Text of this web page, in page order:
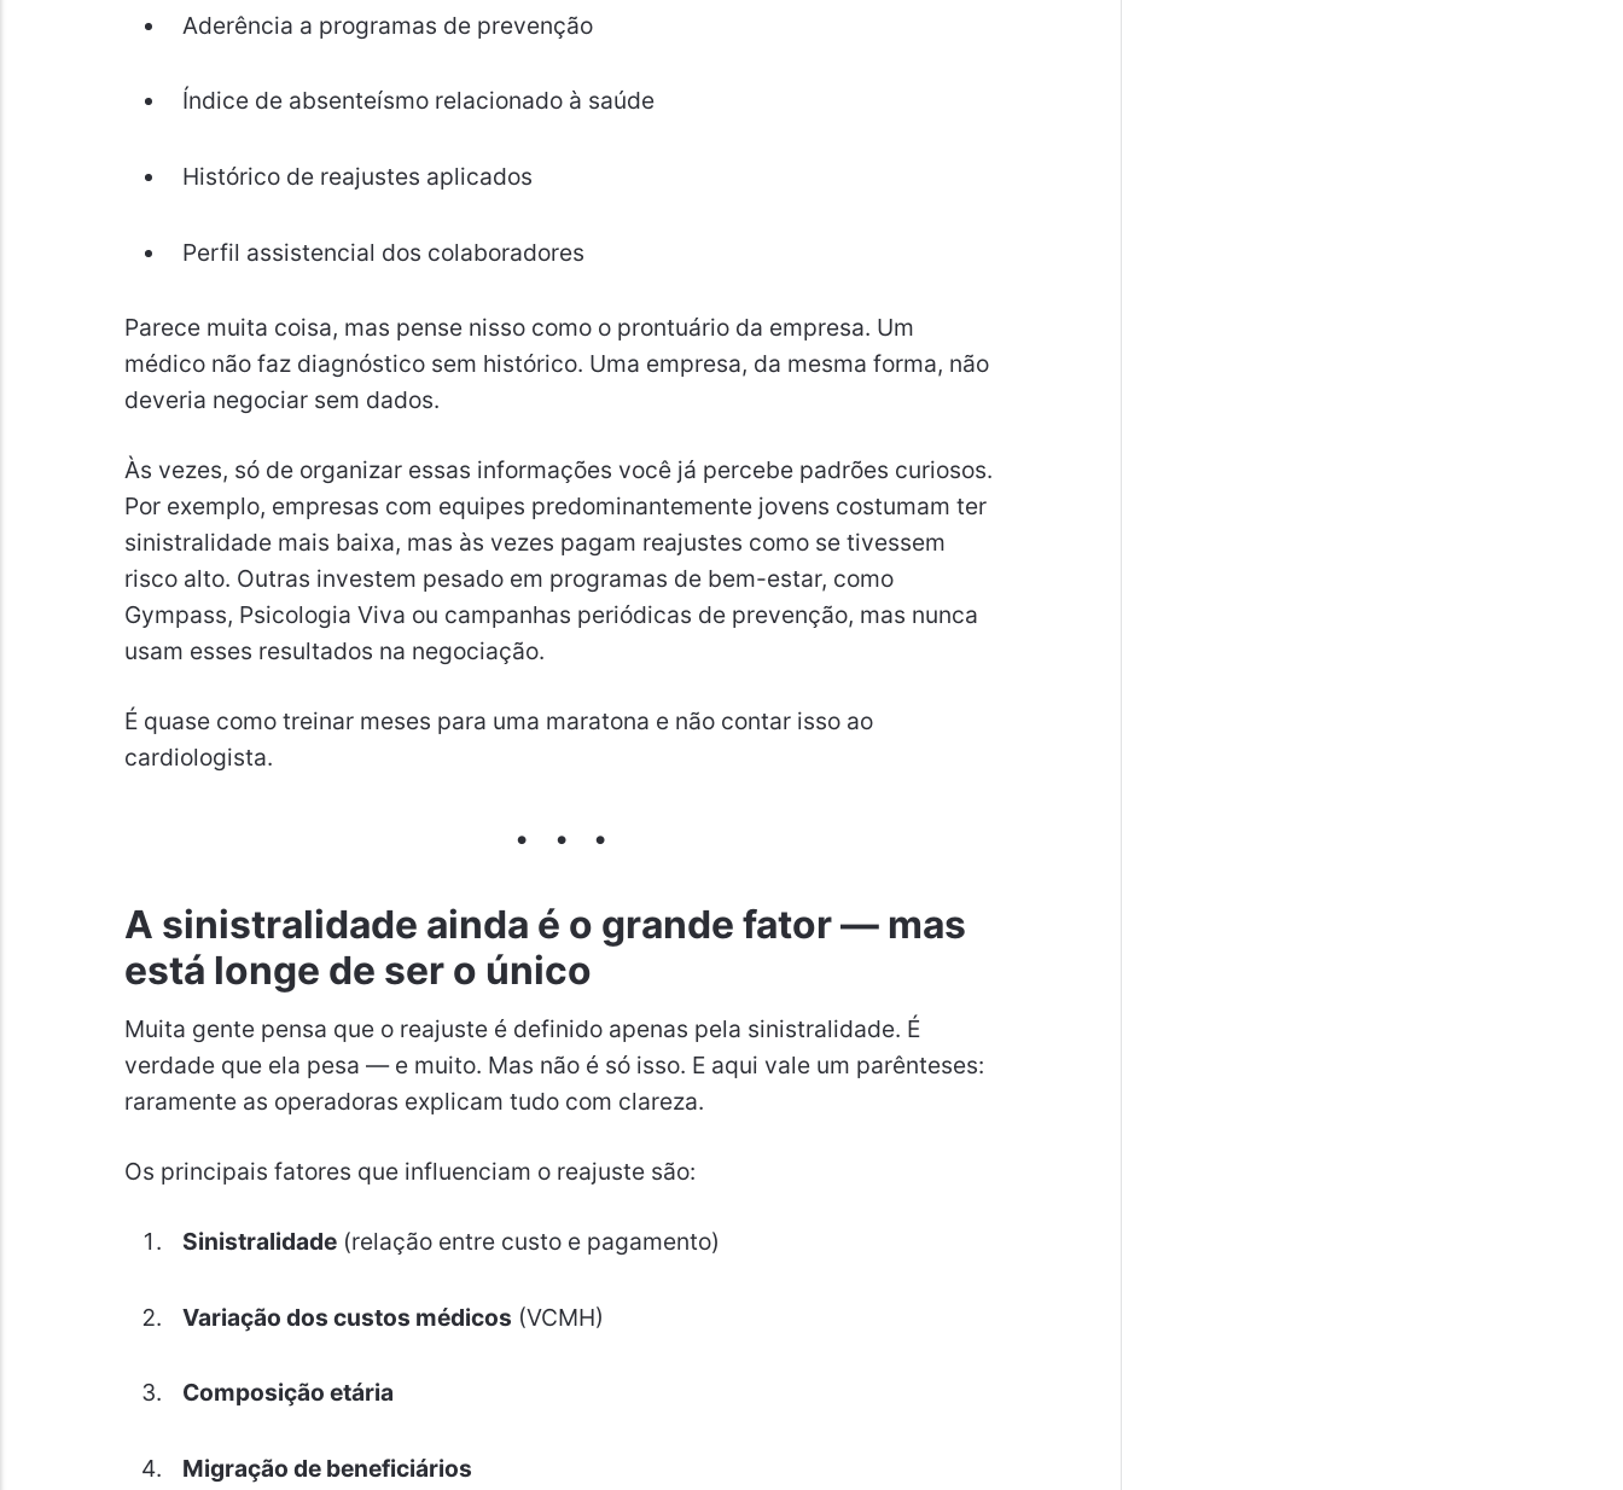
Aderência a programas de prevenção
Índice de absenteísmo relacionado à saúde
Histórico de reajustes aplicados
Perfil assistencial dos colaboradores
Parece muita coisa, mas pense nisso como o prontuário da empresa. Um
médico não faz diagnóstico sem histórico. Uma empresa, da mesma forma, não
deveria negociar sem dados.
Às vezes, só de organizar essas informações você já percebe padrões curiosos.
Por exemplo, empresas com equipes predominantemente jovens costumam ter
sinistralidade mais baixa, mas às vezes pagam reajustes como se tivessem
risco alto. Outras investem pesado em programas de bem-estar, como
Gympass, Psicologia Viva ou campanhas periódicas de prevenção, mas nunca
usam esses resultados na negociação.
É quase como treinar meses para uma maratona e não contar isso ao
cardiologista.
A sinistralidade ainda é o grande fator — mas
está longe de ser o único
Muita gente pensa que o reajuste é definido apenas pela sinistralidade. É
verdade que ela pesa — e muito. Mas não é só isso. E aqui vale um parênteses:
raramente as operadoras explicam tudo com clareza.
Os principais fatores que influenciam o reajuste são:
Sinistralidade(relação entre custo e pagamento)
Variação dos custos médicos (VCMH)
Composição etária
Migração de beneficiários